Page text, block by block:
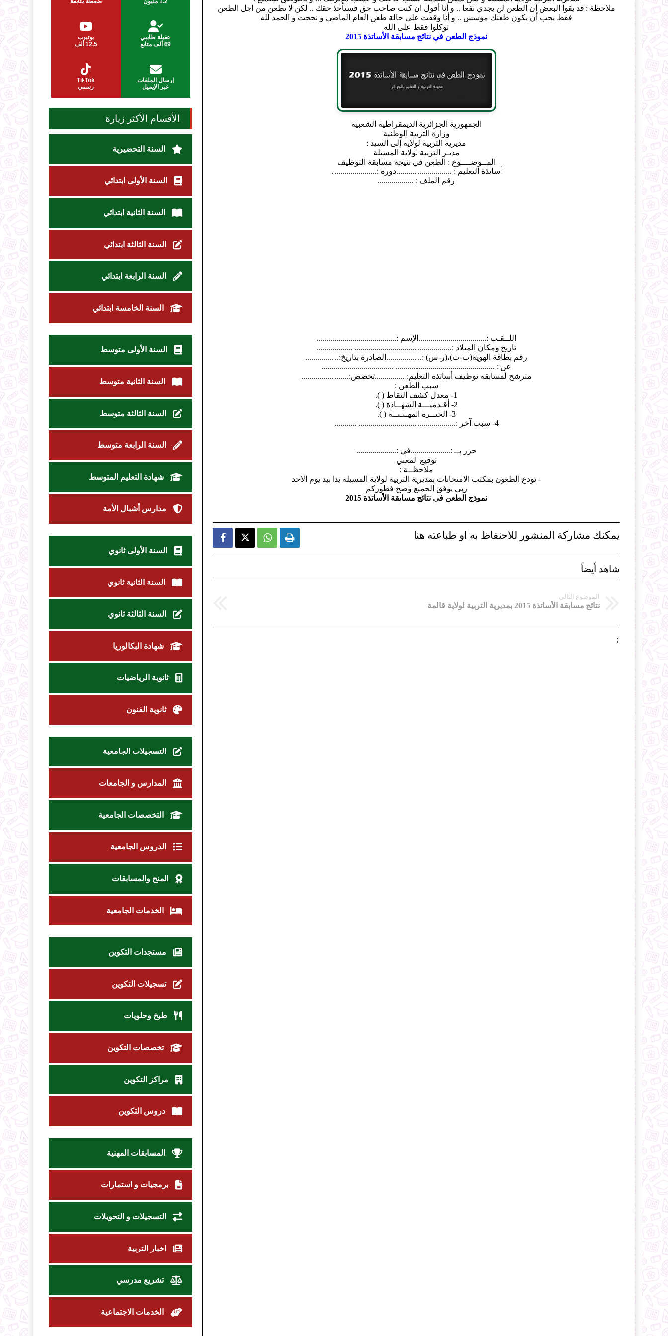
ملاحظة : قد يقوا البعض أن الطعن لن يجدي نفعا .. و أنا أقول ان كنت صاحب حق فستأخذ حقك .. لكن لا تطعن من اجل الطعن
فقط يجب أن يكون طعنك مؤسس .. و أنا وقفت على حالة طعن العام الماضي و نجحت و الحمد لله
توكلوا فقط على الله
نموذج الطعن في نتائج مسابقة الأساتذة 2015
الجمهورية الجزائرية الديمقراطية الشعبية
وزارة التربية الوطنية
مديرية التربية لولاية إلى السيد :
مديـر التربية لولاية المسيلة
المــوضــــوع : الطعن في نتيجة مسابقة التوظيف
أساتذة التعليم : ............................دورة :.......................
رقم الملف : ..................
اللــقـب :..................................الإسم :........................................
تاريخ ومكان الميلاد :................................................. ..................
رقم بطاقة الهوية(ب-ت)،(ر-س) :..................الصادرة بتاريخ:.................
عن : .................................................. ....................................
مترشح لمسابقة توظيف أساتذة التعليم: ...............تخصص:........................
سبب الطعن :
1- معدل كشف النقاط ( ).
2- أقـدميـــة الشهــادة ( ).
3- الخبــرة المهـنـيــة ( ).
4- سبب آخر :................................................. ...........
حرر بــ :....................في :....................
توقيع المعني
ملاحظــة :
- تودع الطعون بمكتب الامتحانات بمديرية التربية لولاية المسيلة يدا بيد يوم الاحد
ربي يوفق الجميع وصح فطوركم
نموذج الطعن في نتائج مسابقة الأساتذة 2015
يمكنك مشاركة المنشور للاحنفاظ به او طباعته هنا   
شاهد أيضاً
الموضوع التالي
نتائج مسابقة الأساتذة 2015 بمديرية التربية لولاية قالمة
';
عقيلة طايبي
69 ألف متابع
يوتيوب
12.5 ألف
إرسال الملفات
عبر الإيميل
TikTok
رسمي
الأقسام الأكثر زيارة
السنة التحضيرية
السنة الأولى ابتدائي
السنة الثانية ابتدائي
السنة الثالثة ابتدائي
السنة الرابعة ابتدائي
السنة الخامسة ابتدائي
السنة الأولى متوسط
السنة الثانية متوسط
السنة الثالثة متوسط
السنة الرابعة متوسط
شهادة التعليم المتوسط
مدارس أشبال الأمة
السنة الأولى ثانوي
السنة الثانية ثانوي
السنة الثالثة ثانوي
شهادة البكالوريا
ثانوية الرياضيات
ثانوية الفنون
التسجيلات الجامعية
المدارس و الجامعات
التخصصات الجامعية
الدروس الجامعية
المنح والمسابقات
الخدمات الجامعية
مستجدات التكوين
تسجيلات التكوين
طبخ وحلويات
تخصصات التكوين
مراكز التكوين
دروس التكوين
المسابقات المهنية
برمجيات و استمارات
التسجيلات و التحويلات
اخبار التربية
تشريع مدرسي
الخدمات الاجتماعية